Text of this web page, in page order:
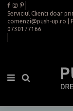
Serviciul Clienti doar
comenzi@push-up.ro |
0730177166